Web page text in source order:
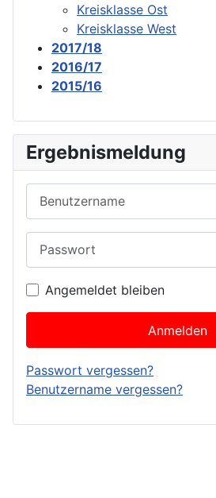
Kreisklasse Ost
Kreisklasse West
2017/18
2016/17
2015/16
Ergebnismeldung
Angemeldet bleiben
Anmelden
Passwort vergessen?
Benutzername vergessen?